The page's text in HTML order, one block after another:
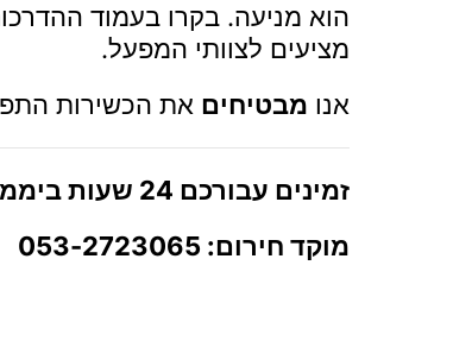
הוא מניעה. בקרו בעמוד
מציעים לצוותי המפעל.
אנו מבטיחים את הכשירות
זמינים עבורכם 24 שעות ביממה, 7 ימים בשבוע. להזמנת שירות או פרטים נוספים:
מוקד חירום: 053-2723065